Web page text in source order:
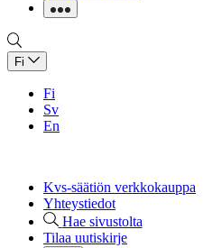
Fi
Fi
Sv
En
Kvs-säätiön verkkokauppa
Yhteystiedot
Hae sivustolta
Tilaa uutiskirje